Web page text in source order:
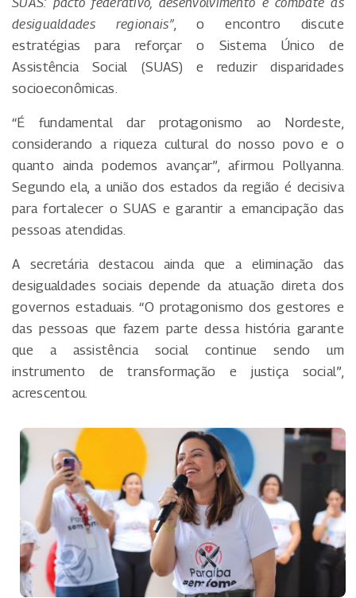
desigualdades regionais”, o encontro discute
estratégias para reforçar o Sistema Único de
Assistência Social (SUAS) e reduzir disparidades
socioeconômicas.
“É fundamental dar protagonismo ao Nordeste,
considerando a riqueza cultural do nosso povo e o
quanto ainda podemos avançar”, afirmou Pollyanna.
Segundo ela, a união dos estados da região é decisiva
para fortalecer o SUAS e garantir a emancipação das
pessoas atendidas.
A secretária destacou ainda que a eliminação das
desigualdades sociais depende da atuação direta dos
governos estaduais. “O protagonismo dos gestores e
das pessoas que fazem parte dessa história garante
que a assistência social continue sendo um
instrumento de transformação e justiça social”,
acrescentou.